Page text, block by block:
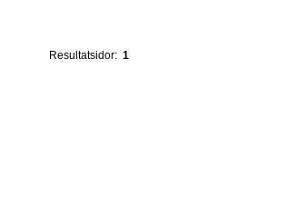
Resultatsidor: 1